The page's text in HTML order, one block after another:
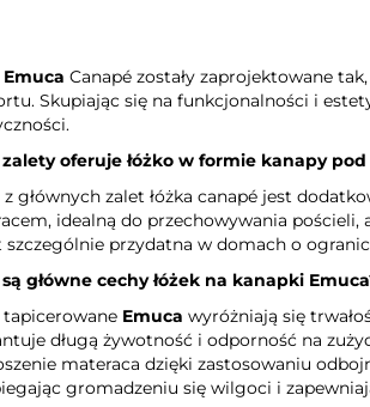
Emuca Canapé zostały zaprojektowane
Skupiając się na funkcjonalności i
oferuje łóżko w formie kanapy
z głównych zalet łóżka canapé jest
idealną do przechowywania
szczególnie przydatna w domach o
główne cechy łóżek na kanapki Emuca
tapicerowane Emuca wyróżniają się
długą żywotność i odporność na
materaca dzięki zastosowaniu
gromadzeniu się wilgoci i